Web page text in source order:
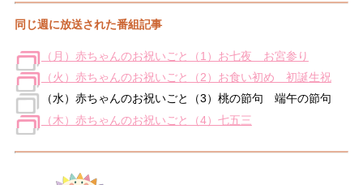
同じ週に放送された番組記事
（月）赤ちゃんのお祝いごと（1）お七夜 お宮参り
（火）赤ちゃんのお祝いごと（2）お食い初め 初誕生祝
（水）赤ちゃんのお祝いごと（3）桃の節句 端午の節句
（木）赤ちゃんのお祝いごと（4）七五三